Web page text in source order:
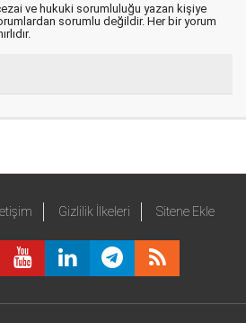
ve hukuki sorumluluğu yazan kişiye
sorumlu değildir. Her bir yorum
İletişim Gizlilik İlkeleri Sitene Ekle